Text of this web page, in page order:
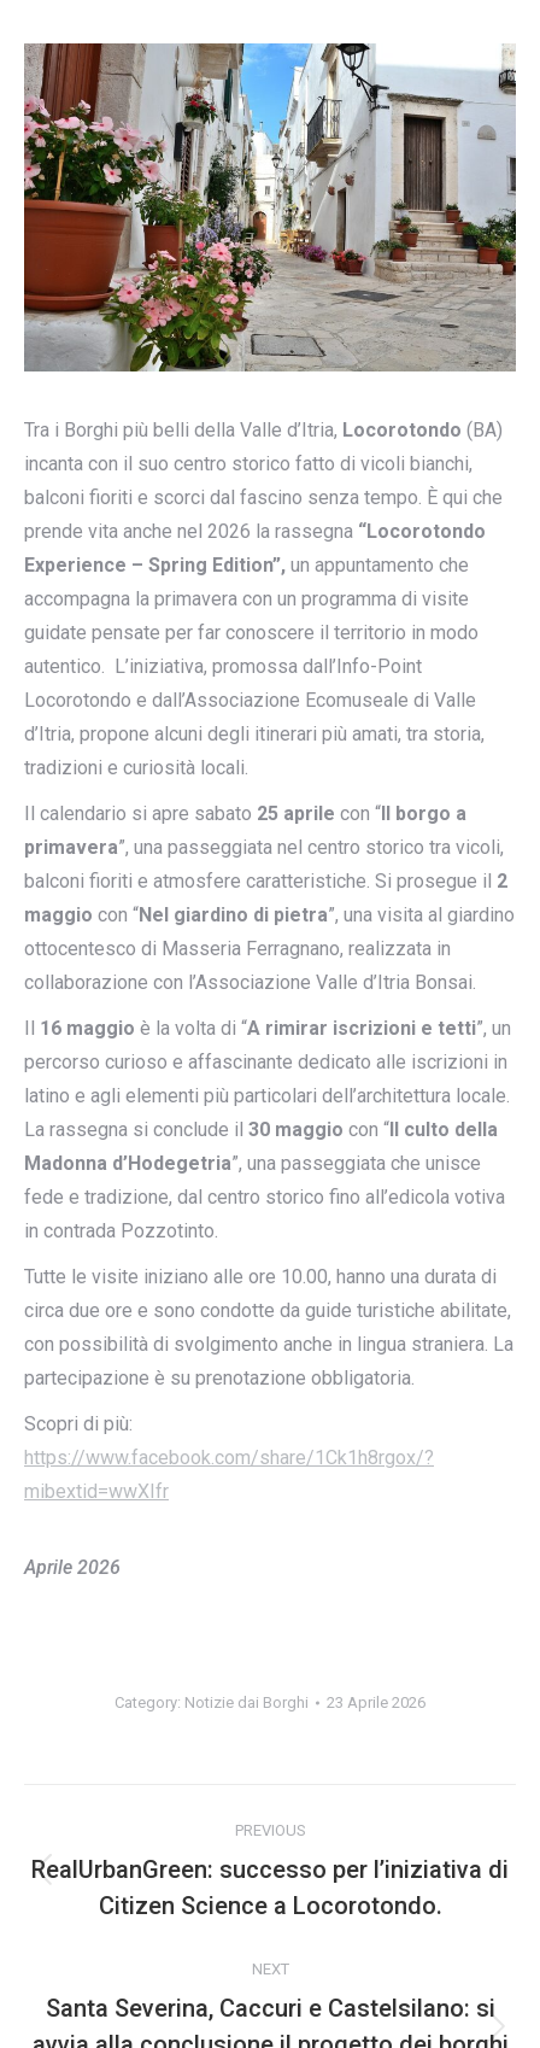
Tra i Borghi più belli della Valle d’Itria, Locorotondo (BA)
incanta con il suo centro storico fatto di vicoli bianchi,
balconi fioriti e scorci dal fascino senza tempo. È qui che
prende vita anche nel 2026 la rassegna “Locorotondo
Experience – Spring Edition”, un appuntamento che
accompagna la primavera con un programma di visite
guidate pensate per far conoscere il territorio in modo
autentico. L’iniziativa, promossa dall’Info-Point
Locorotondo e dall’Associazione Ecomuseale di Valle
d’Itria, propone alcuni degli itinerari più amati, tra storia,
tradizioni e curiosità locali.
Il calendario si apre sabato 25 aprile con “ Il borgo a
primavera”, una passeggiata nel centro storico tra vicoli,
balconi fioriti e atmosfere caratteristiche. Si prosegue il 2
maggio con “Nel giardino di pietra”, una visita al giardino
ottocentesco di Masseria Ferragnano, realizzata in
collaborazione con l’Associazione Valle d’Itria Bonsai.
16 maggio è la volta di “A rimirar iscrizioni e tetti”, un
percorso curioso e affascinante dedicato alle iscrizioni in
latino e agli elementi più particolari dell’architettura locale.
La rassegna si conclude il 30 maggio con “ Il culto della
Madonna d’Hodegetria”, una passeggiata che unisce
fede e tradizione, dal centro storico fino all’edicola votiva
in contrada Pozzotinto.
Tutte le visite iniziano alle ore 10.00, hanno una durata di
circa due ore e sono condotte da guide turistiche abilitate,
con possibilità di svolgimento anche in lingua straniera. La
partecipazione è su prenotazione obbligatoria.
Scopri di più:
https://www.facebook.com/share/1Ck1h8rgox/?
mibextid=wwXIfr
Aprile 2026
Category: Notizie dai Borghi 23 Aprile 2026
navigation
PREVIOUS
Previous
post:
RealUrbanGreen: successo per l’iniziativa di
Citizen Science a Locorotondo.
NEXT
Next
Santa Severina, Caccuri e Castelsilano: si